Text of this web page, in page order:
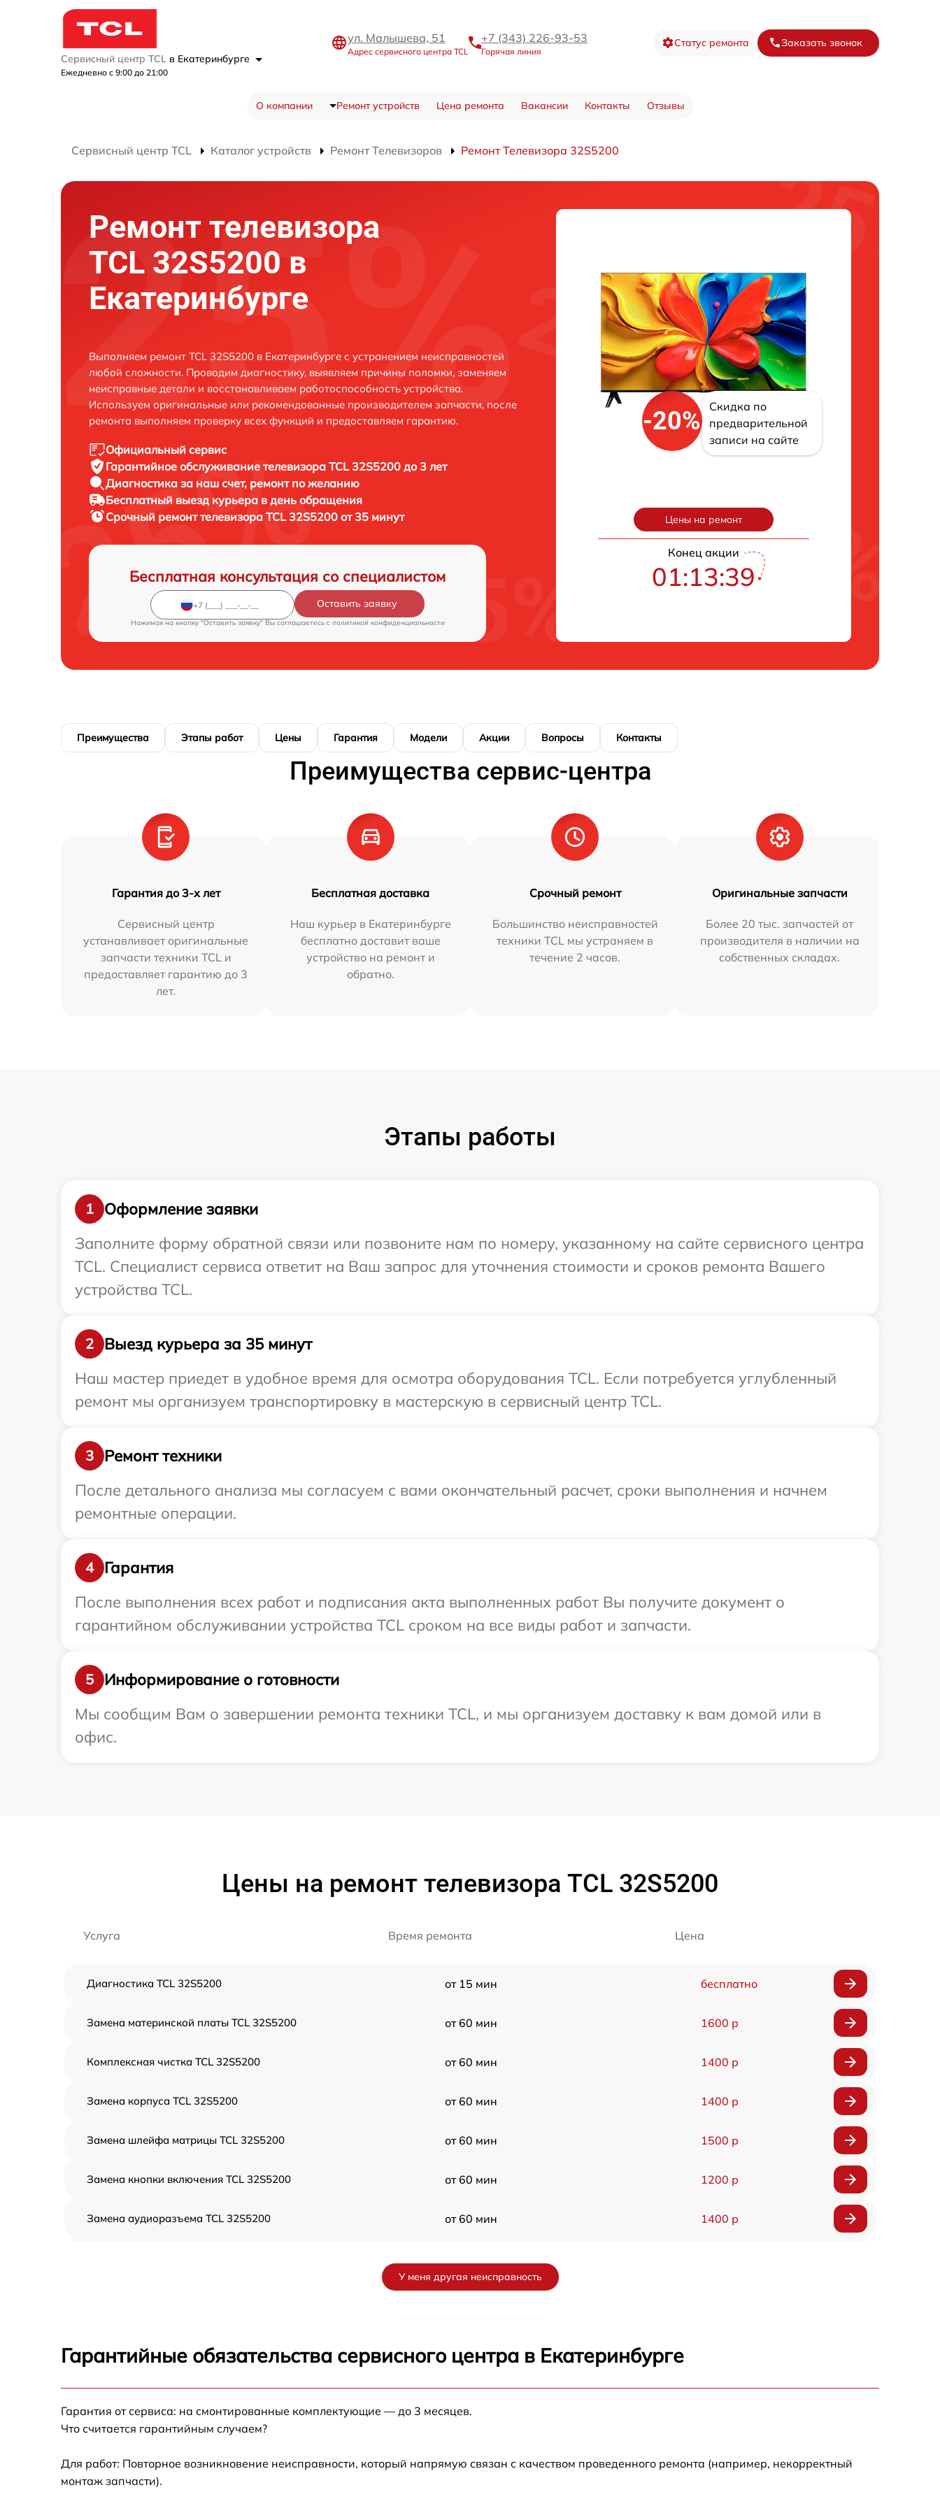
Сервисный центр TCL в Екатеринбурге
Ежедневно с 9:00 до 21:00
ул. Малышева, 51
Адрес сервисного центра TCL
+7 (343) 226-93-53
Горячая линия
Статус ремонта Заказать звонок
О компании Ремонт устройств Цена ремонта Вакансии Контакты Отзывы
Сервисный центр TCL Каталог устройств Ремонт Телевизоров Ремонт Телевизора 32S5200
Ремонт телевизора
TCL 32S5200 в
Екатеринбурге
Выполняем ремонт TCL 32S5200 в Екатеринбурге с устранением неисправностей
любой сложности. Проводим диагностику, выявляем причины поломки, заменяем
неисправные детали и восстанавливаем работоспособность устройства.
Используем оригинальные или рекомендованные производителем запчасти, после
ремонта выполняем проверку всех функций и предоставляем гарантию.
Официальный сервис
Гарантийное обслуживание телевизора TCL 32S5200 до 3 лет
Диагностика за наш счет, ремонт по желанию
Бесплатный выезд курьера в день обращения
Срочный ремонттелевизора TCL 32S5200 от 35 минут
Бесплатная консультация со специалистом
Оставить заявку
Нажимая на кнопку "Оставить заявку" Вы соглашаетесь c политикой конфиденциальности
-20%
Скидка по
предварительной
записи на сайте
Цены на ремонт
Конец акции
01:13:38
Преимущества Этапы работ Цены Гарантия Модели Акции Вопросы Контакты
Преимущества сервис-центра
Гарантия до 3-х лет
Сервисный центр
устанавливает оригинальные
запчасти техники TCL и
предоставляет гарантию до 3
лет.
Бесплатная доставка
Наш курьер в Екатеринбурге
бесплатно доставит ваше
устройство на ремонт и
обратно.
Срочный ремонт
Большинство неисправностей
техники TCL мы устраняем в
течение 2 часов.
Оригинальные запчасти
Более 20 тыс. запчастей от
производителя в наличии на
собственных складах.
Этапы работы
1
Оформление заявки
Заполните форму обратной связи или позвоните нам по номеру, указанному на сайте сервисного центра
TCL. Специалист сервиса ответит на Ваш запрос для уточнения стоимости и сроков ремонта Вашего
устройства TCL.
2
Выезд курьера за 35 минут
Наш мастер приедет в удобное время для осмотра оборудования TCL. Если потребуется углубленный
ремонт мы организуем транспортировку в мастерскую в сервисный центр TCL.
3
Ремонт техники
После детального анализа мы согласуем с вами окончательный расчет, сроки выполнения и начнем
ремонтные операции.
4
Гарантия
После выполнения всех работ и подписания акта выполненных работ Вы получите документ о
гарантийном обслуживании устройства TCL сроком на все виды работ и запчасти.
5
Информирование о готовности
Мы сообщим Вам о завершении ремонта техники TCL, и мы организуем доставку к вам домой или в
офис.
Цены на ремонт телевизора TCL 32S5200
Услуга Время ремонта Цена
Диагностика TCL 32S5200 от 15 мин бесплатно
Замена материнской платы TCL 32S5200 от 60 мин 1600 р
Комплексная чистка TCL 32S5200 от 60 мин 1400 р
Замена корпуса TCL 32S5200 от 60 мин 1400 р
Замена шлейфа матрицы TCL 32S5200 от 60 мин 1500 р
Замена кнопки включения TCL 32S5200 от 60 мин 1200 р
Замена аудиоразъема TCL 32S5200 от 60 мин 1400 р
Прошивка блока управления TCL 32S5200 от 60 мин
У меня другая неисправность
Гарантийные обязательства сервисного центра в Екатеринбурге
Гарантия от сервиса: на смонтированные комплектующие — до 3 месяцев.
Что считается гарантийным случаем?
Для работ: Повторное возникновение неисправности, который напрямую связан с качеством проведенного ремонта (например, некорректный
монтаж запчасти).